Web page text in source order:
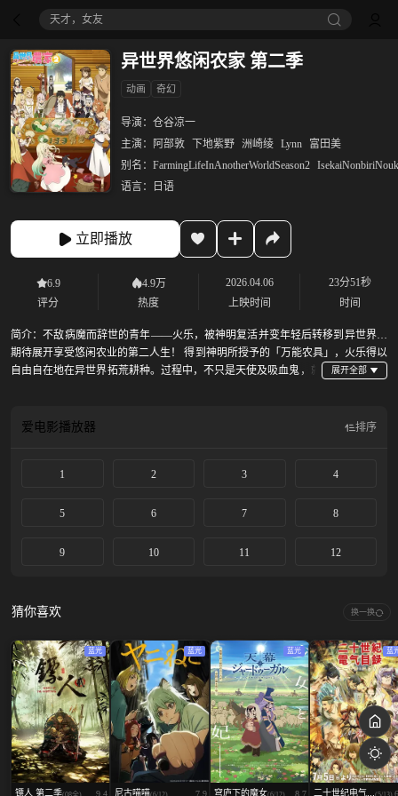
天才，女友
异世界悠闲农家 第二季
动画 奇幻
导演： 仓谷凉一
主演：
阿部敦 下地紫野 洲崎绫 Lynn
富田美
别名： FarmingLifeInAnotherWorldSeason2
语言：
日语
立即播放
6.9
评分
4.9万
热度
2026.04.06
上映时间
23分51秒
时间
简介：不敌病魔而辞世的青年——火乐，被神明复活并变年轻后转移到异世界，
期待展开享受悠闲农业的第二人生！ 得到神明所授予的「万能农具」，火乐得以
自由自在地在异世界拓荒耕种。过程中，不只是天使及吸血鬼，就
爱电影播放器 排序
1 2 3 4
5 6 7 8
9 10 11 12
猜你喜欢 换一换
蓝光
镖人 第二季 9.4
蓝光
尼古喵喵 7.9
蓝光
穹庐下的魔女 8.7
蓝
二十世纪电气...